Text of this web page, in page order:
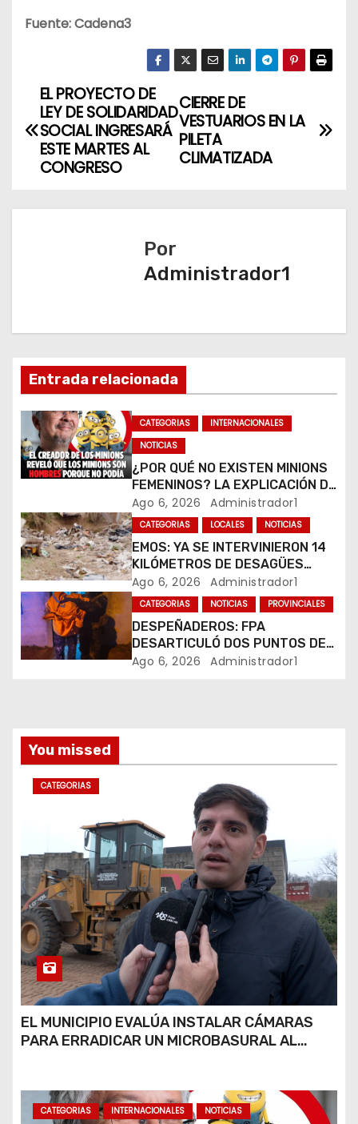
Fuente: Cadena3
N
a
e
i
ó
n
d
e
n
t
r
a
s
CIERRE DE
VESTUARIOS EN LA
PILETA
CLIMATIZADA
EL PROYECTO DE
LEY DE SOLIDARIDAD
SOCIAL INGRESARÁ
ESTE MARTES AL
CONGRESO
Por
Administrador1
Entrada relacionada
CATEGORIAS
INTERNACIONALES
NOTICIAS
¿POR QUÉ NO EXISTEN MINIONS
FEMENINOS? LA EXPLICACIÓN DE
SU CREADOR QUE VOLVIÓ A
VIRALIZARSE
Ago 6, 2026 Administrador1
CATEGORIAS LOCALES NOTICIAS
EMOS: YA SE INTERVINIERON 14
KILÓMETROS DE DESAGÜES
PLUVIALES
Ago 6, 2026 Administrador1
CATEGORIAS NOTICIAS PROVINCIALES
DESPEÑADEROS: FPA
DESARTICULÓ DOS PUNTOS DE
VENTA DE DROGAS. TRES
Ago 6, 2026 Administrador1
You missed
CATEGORIAS
EL MUNICIPIO EVALÚA INSTALAR CÁMARAS
PARA ERRADICAR UN MICROBASURAL AL
CATEGORIAS INTERNACIONALES NOTICIAS